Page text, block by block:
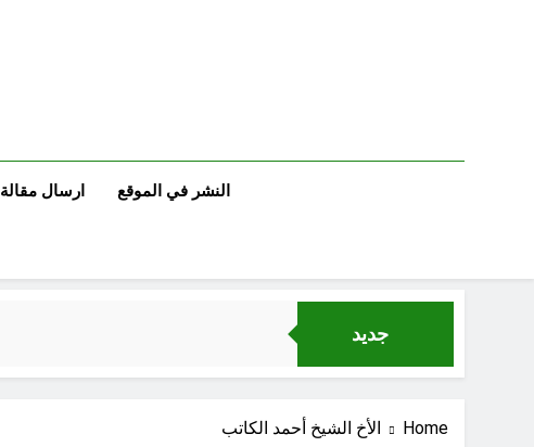
النشر في الموقع ارسال مقالة
جديد
Home الأخ الشيخ أحمد الكاتب